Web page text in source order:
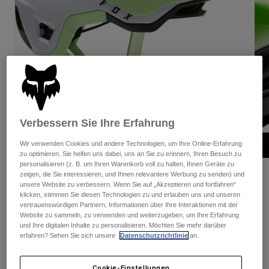
Hosen
Kurze Hosen
Jacken
Protektoren
Brillen
Socken
Zubehör
Ersatzteile
Hosen
Handschuhe
Jacken
Socken
Taschen & Zubehör
Spare parts
Hemden
Alle anzeigen
Damen
T-Shirts & Tops
Jacken
Hosen
Shirts
Alle anzeigen
Kinder
Guards
Brillen
Socken
Alle anzeigen
Moto
Helme
Jerseys
Hosen
Stiefel
Guards
Handschuhe
Brillen
Bewertungen
Helm Speedframe Pro Klif
Artikelnr.30930
Price reduced from
€ 174,99to€ 104,99 40% OFF
Verbessern Sie Ihre Erfahrung
Wir verwenden Cookies und andere Technologien, um Ihre Online-Erfahrung
zu optimieren. Sie helfen uns dabei, uns an Sie zu erinnern, Ihren Besuch zu
personalisieren (z. B. um Ihren Warenkorb voll zu halten, Ihnen Geräte zu
zeigen, die Sie interessieren, und Ihnen relevantere Werbung zu senden) und
unsere Website zu verbessern. Wenn Sie auf „Akzeptieren und fortfahren“
klicken, stimmen Sie diesen Technologien zu und erlauben uns und unseren
vertrauenswürdigen Partnern, Informationen über Ihre Interaktionen mit der
Website zu sammeln, zu verwenden und weiterzugeben, um Ihre Erfahrung
und Ihre digitalen Inhalte zu personalisieren. Möchten Sie mehr darüber
erfahren? Sehen Sie sich unsere
Datenschutzrichtlinie an.